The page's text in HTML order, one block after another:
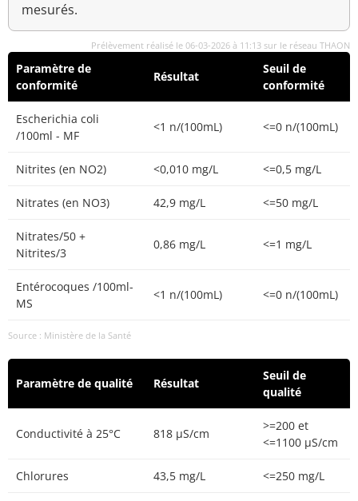
mesurés.
Prélèvement réalisé le 06-03-2026 à 11:13 sur le réseau THAON
Paramètre de
conformité
Résultat
Seuil de
conformité
Escherichia coli
/100ml - MF
<1 n/(100mL) <=0 n/(100mL)
Nitrites (en NO2) <0,010 mg/L <=0,5 mg/L
Nitrates (en NO3) 42,9 mg/L <=50 mg/L
Nitrates/50 +
Nitrites/3
0,86 mg/L <=1 mg/L
Entérocoques /100ml-
MS
<1 n/(100mL) <=0 n/(100mL)
Source : Ministère de la Santé
Paramètre de qualité Résultat
Seuil de
qualité
Conductivité à 25°C 818 µS/cm
>=200 et
<=1100 µS/cm
Chlorures 43,5 mg/L <=250 mg/L